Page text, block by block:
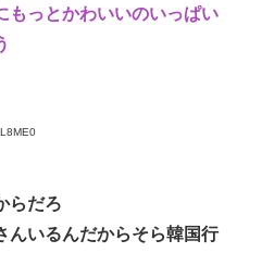
もっとかわいいのいっぱい
らだろ
んいるんだからそら韓国行